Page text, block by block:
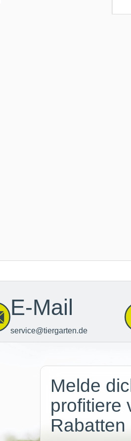
E-Mail
service@tiergarten.de
Melde
profitiere
Rabatten